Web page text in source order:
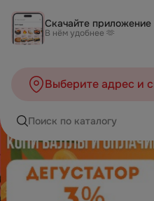
Скачайте приложение
В нём удобнее 🫶
Выберите адрес и
Поиск по каталогу